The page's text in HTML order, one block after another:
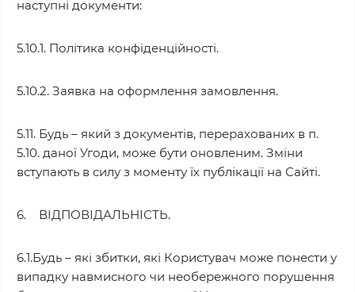
наступні документи:
5.10.1. Політика конфіденційності.
5.10.2. Заявка на оформлення замовлення.
5.11. Будь – який з документів, перерахованих в п.
5.10. даної Угоди, може бути оновленим. Зміни
вступають в силу з моменту їх публікації на Сайті.
6. ВІДПОВІДАЛЬНІСТЬ.
6.1.Будь – які збитки, які Користувач може понести у
випадку навмисного чи необережного порушення